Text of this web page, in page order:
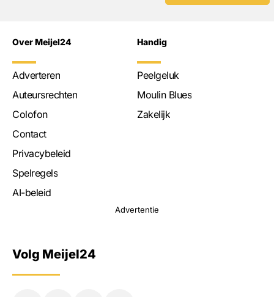
Over Meijel24
Adverteren
Auteursrechten
Colofon
Contact
Privacybeleid
Spelregels
AI-beleid
Handig
Peelgeluk
Moulin Blues
Zakelijk
Advertentie
Volg Meijel24